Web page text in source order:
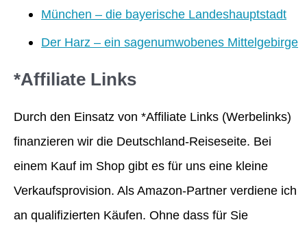
München – die bayerische Landeshauptstadt
Der Harz – ein sagenumwobenes Mittelgebirge
*Affiliate Links
Durch den Einsatz von *Affiliate Links (Werbelinks)
finanzieren wir die Deutschland-Reiseseite. Bei
einem Kauf im Shop gibt es für uns eine kleine
Verkaufsprovision. Als Amazon-Partner verdiene ich
an qualifizierten Käufen. Ohne dass für Sie